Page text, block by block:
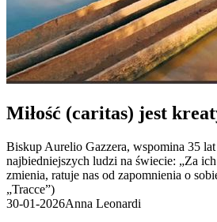
Miłość (caritas) jest
Biskup Aurelio Gazzera, wspomina 35
najbiedniejszych ludzi na świecie: „Za
zmienia, ratuje nas od zapomnienia o
„Tracce”)
30-01-2026Anna Leonardi